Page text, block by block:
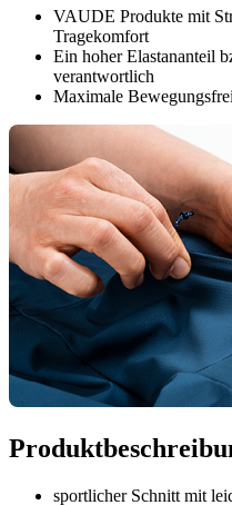
VAUDE Produkte mit
Tragekomfort
Ein hoher Elastananteil
verantwortlich
Maximale
sportlicher Schnitt mit